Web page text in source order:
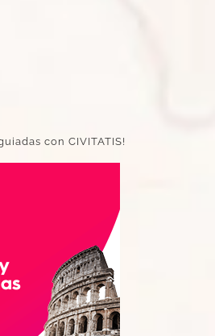
con CIVITATIS!